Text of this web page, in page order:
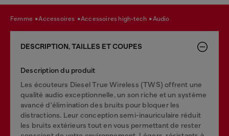
femme accessoires accessoires high-tech audio
DESCRIPTION, TAILLES ET COUPES
Description du produit
Les écouteurs Diesel True Wireless (TWS) offrent une
qualité audio exceptionnelle, un son riche et un système
avancé d'élimination des bruits pour bloquer les
distractions. Leur conception semi-inauriculaire réduit
les bruits extérieurs tout en vous permettant de rester